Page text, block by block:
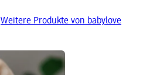
Weitere Produkte von babylove